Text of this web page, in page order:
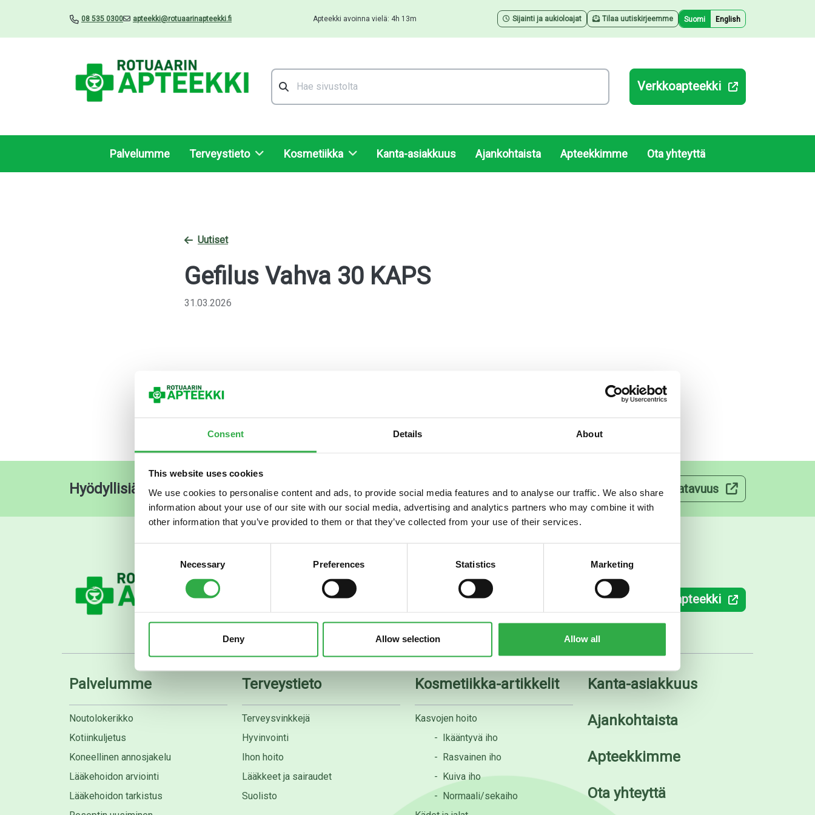
Consent Details About
This website uses cookies
We use cookies to personalise content and ads, to provide social media features and to analyse our traffic. We also share
information about your use of our site with our social media, advertising and analytics partners who may combine it with
other information that you’ve provided to them or that they’ve collected from your use of their services.
Necessary Preferences Statistics Marketing
Deny Allow selection Allow all
08 535 0300 apteekki@rotuaarinapteekki.fi Apteekki avoinna vielä: 4h 13m Sijainti ja aukioloajat Tilaa uutiskirjeemme Suomi English
Hae
Verkkoapteekki
Palvelumme Terveystieto Kosmetiikka Kanta-asiakkuus Ajankohtaista Apteekkimme Ota yhteyttä
Uutiset
Gefilus Vahva 30 KAPS
31.03.2026
Hyödyllisiä pikalinkkejä OmaKanta OmaOlo Pohde digitaaliset palvelut Lääkkeiden saatavuus
08 535 0300 apteekki@rotuaarinapteekki.fi Verkkoapteekki
Palvelumme
Noutolokerikko
Kotiinkuljetus
Koneellinen annosjakelu
Lääkehoidon arviointi
Lääkehoidon tarkistus
Terveystieto
Terveysvinkkejä
Hyvinvointi
Ihon hoito
Lääkkeet ja sairaudet
Suolisto
Kosmetiikka-artikkelit
Kasvojen hoito
- Ikääntyvä iho
- Rasvainen iho
- Kuiva iho
- Normaali/sekaiho
Kanta-asiakkuus
Ajankohtaista
Apteekkimme
Ota yhteyttä